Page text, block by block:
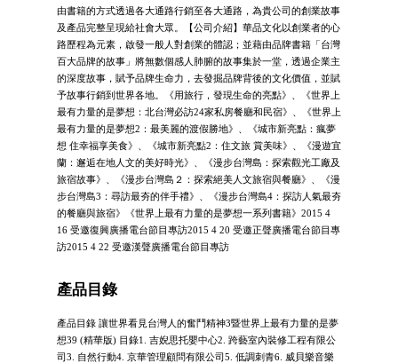
由書籍的方式透過各大通路行銷至各大通路，為貴公司的創業故事
及產品完整呈現給社會大眾。【公司介紹】華品文化以創業者的心
路歷程為元素，啟發一般人對創業的體認；並藉由品牌書籍「台灣
百大品牌的故事」將無數個感人肺腑的故事集於一堂，透過企業主
的深度故事，賦予品牌生命力，去發掘品牌背後的文化價值，並賦
予故事行銷到世界各地。《用旅行，發現生命的亮點》、《世界上
最有力量的是夢想：北台灣必訪24家私房餐廳和民宿》、《世界上
最有力量的是夢想2：最美麗的渡假勝地》、《城市新亮點：瘋夢
想 住幸福享美食》、《城市新亮點2：住文旅 賞美味》、《漫遊宜
蘭：邂逅在地人文的美好時光》、《漫步台灣島：探索觀光工廠及
旅宿故事》、《漫步台灣島２：探索絕美人文旅宿與餐廳》、《漫
步台灣島3：尋訪最夯的伴手禮》、《漫步台灣島4：探訪人氣最夯
的餐廳與旅宿》《世界上最有力量的是夢想一系列書籍》2015 4
16 受邀復興廣播電台節目專訪2015 4 20 受邀正聲廣播電台節目專
訪2015 4 22 受邀漢聲廣播電台節目專訪
產品目錄
產品目錄 讓世界看見台灣人的奮鬥精神3暨世界上最有力量的是夢
想39 (精華版) 目錄1. 吉婗思托嬰中心2. 跨藝室內裝修工程有限公
司3. 自然行動4. 京華管理顧問有限公司5. 低調刺青6. 威貝樂音樂